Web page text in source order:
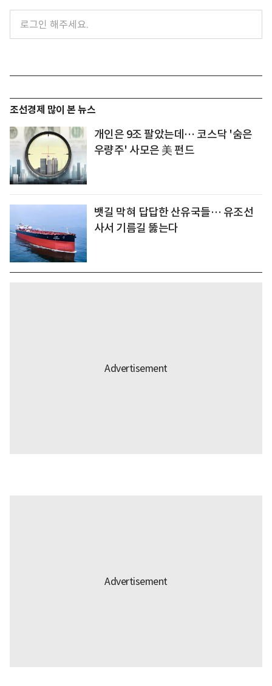
조선경제 많이 본 뉴스
개인은 9조 팔았는데… 코스닥 '숨은
우량주' 사모은 美 펀드
뱃길 막혀 답답한 산유국들… 유조선
사서 기름길 뚫는다